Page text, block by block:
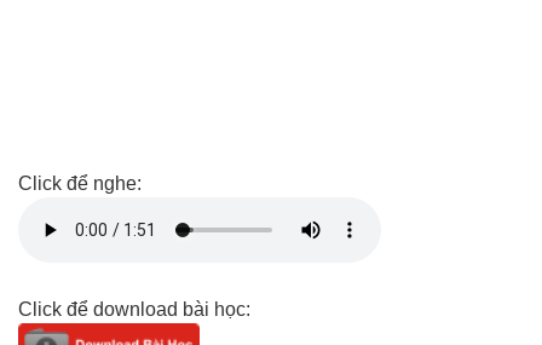
Click để nghe:
Click để download bài học: